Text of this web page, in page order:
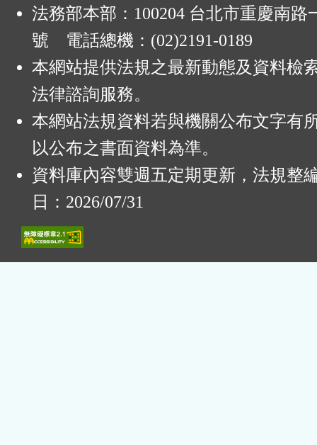
法務部本部：100204 台北市重慶南路
號 電話總機：(02)2191-0189
本網站提供法規之最新動態及資料檢
法律諮詢服務。
本網站法規資料若與機關公布文字有
以公布之書面資料為準。
資料庫內容雙週五定期更新，法規整
日：2026/07/31